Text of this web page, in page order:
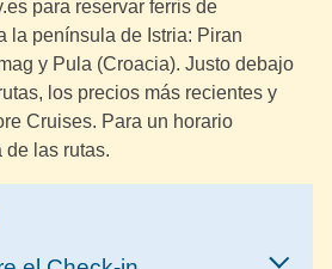
para reservar ferris de
la península de Istria: Piran
y Pula (Croacia). Justo debajo
los precios más recientes y
Cruises. Para un horario
las rutas.